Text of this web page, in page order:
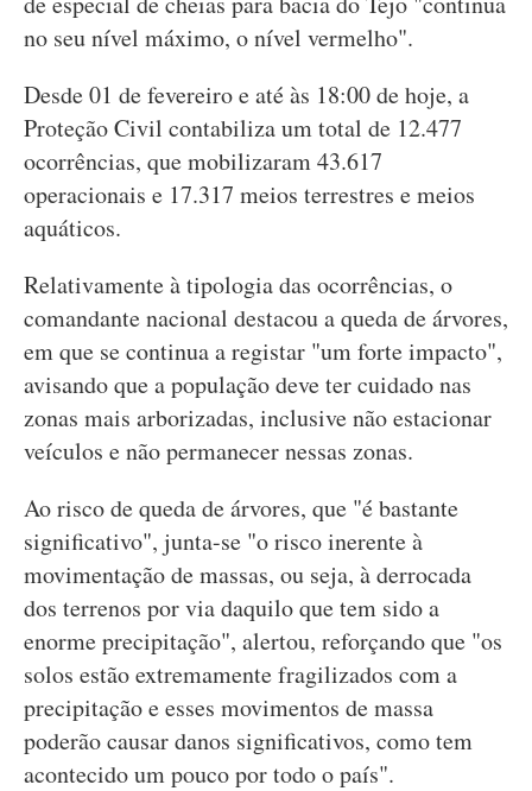
no seu nível máximo, o nível vermelho".
Desde 01 de fevereiro e até às 18:00 de hoje, a
Proteção Civil contabiliza um total de 12.477
ocorrências, que mobilizaram 43.617
operacionais e 17.317 meios terrestres e meios
aquáticos.
Relativamente à tipologia das ocorrências, o
comandante nacional destacou a queda de árvores,
em que se continua a registar "um forte impacto",
avisando que a população deve ter cuidado nas
zonas mais arborizadas, inclusive não estacionar
veículos e não permanecer nessas zonas.
Ao risco de queda de árvores, que "é bastante
significativo", junta-se "o risco inerente à
movimentação de massas, ou seja, à derrocada
dos terrenos por via daquilo que tem sido a
enorme precipitação", alertou, reforçando que "os
solos estão extremamente fragilizados com a
precipitação e esses movimentos de massa
poderão causar danos significativos, como tem
acontecido um pouco por todo o país".